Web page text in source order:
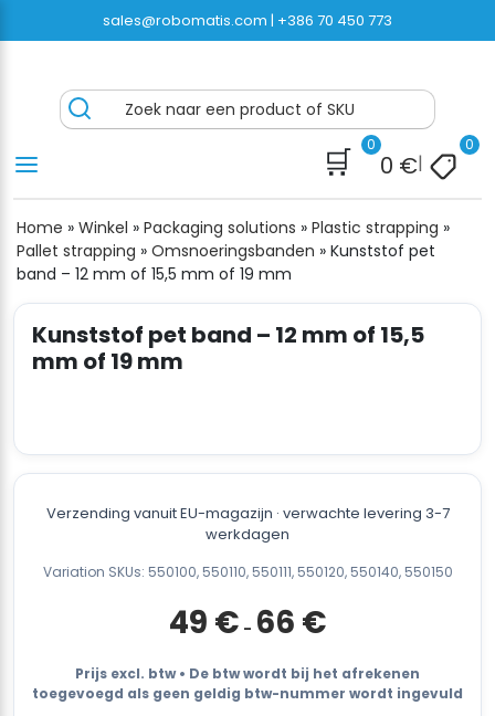
naar
sales@robomatis.com | +386 70 450 773
ROBOMATIS®
Battery Strapping Tools and Packing Machines
Delivered Fast and Free
Zoek naar een product of SKU
🛒 0
0 €|
0
Home » Winkel » Packaging solutions » Plastic strapping »
Pallet strapping » Omsnoeringsbanden » Kunststof pet
band – 12 mm of 15,5 mm of 19 mm
Kunststof pet band – 12 mm of 15,5
mm of 19 mm
Verzending vanuit EU-magazijn · verwachte levering 3-7
werkdagen
Variation SKUs: 550100, 550110, 550111, 550120, 550140, 550150
49 € - 66 €49 €
66 €
Prijs excl. btw • De btw wordt bij het afrekenen
toegevoegd als geen geldig btw-nummer wordt ingevuld